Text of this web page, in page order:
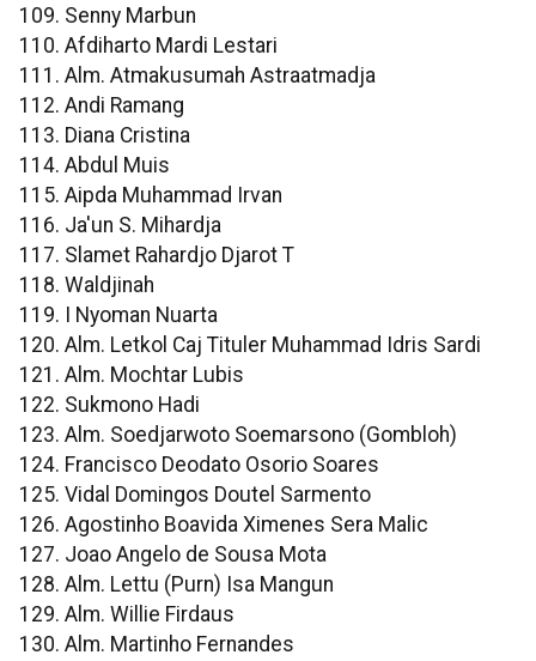
109. Senny Marbun
110. Afdiharto Mardi Lestari
111. Alm. Atmakusumah Astraatmadja
112. Andi Ramang
113. Diana Cristina
114. Abdul Muis
115. Aipda Muhammad Irvan
116. Ja'un S. Mihardja
117. Slamet Rahardjo Djarot T
118. Waldjinah
119. I Nyoman Nuarta
120. Alm. Letkol Caj Tituler Muhammad Idris Sardi
121. Alm. Mochtar Lubis
122. Sukmono Hadi
123. Alm. Soedjarwoto Soemarsono (Gombloh)
124. Francisco Deodato Osorio Soares
125. Vidal Domingos Doutel Sarmento
126. Agostinho Boavida Ximenes Sera Malic
127. Joao Angelo de Sousa Mota
128. Alm. Lettu (Purn) Isa Mangun
129. Alm. Willie Firdaus
130. Alm. Martinho Fernandes